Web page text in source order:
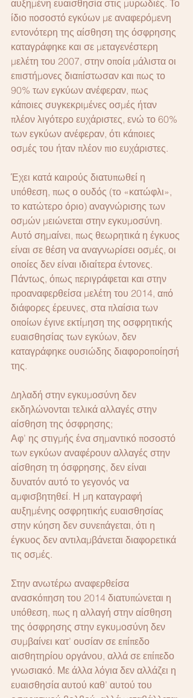
αυξημένη ευαισθησία στις μυρωδιές. Το
ίδιο ποσοστό εγκύων με αναφερόμενη
εντονότερη της αίσθηση της όσφρησης
καταγράφηκε και σε μεταγενέστερη
μελέτη του 2007, στην οποία μάλιστα οι
επιστήμονες διαπίστωσαν και πως το
90% των εγκύων ανέφεραν, πως
κάποιες συγκεκριμένες οσμές ήταν
πλέον λιγότερο ευχάριστες, ενώ το 60%
των εγκύων ανέφεραν, ότι κάποιες
οσμές του ήταν πλέον πιο ευχάριστες.
Έχει κατά καιρούς διατυπωθεί η
υπόθεση, πως ο ουδός (το «κατώφλι»,
το κατώτερο όριο) αναγνώρισης των
οσμών μειώνεται στην εγκυμοσύνη.
Αυτό σημαίνει, πως θεωρητικά η έγκυος
είναι σε θέση να αναγνωρίσει οσμές, οι
οποίες δεν είναι ιδιαίτερα έντονες.
Πάντως, όπως περιγράφεται και στην
προαναφερθείσα μελέτη του 2014, από
διάφορες έρευνες, στα πλαίσια των
οποίων έγινε εκτίμηση της οσφρητικής
ευαισθησίας των εγκύων, δεν
καταγράφηκε ουσιώδης διαφοροποίησή
της.
Δηλαδή στην εγκυμοσύνη δεν
εκδηλώνονται τελικά αλλαγές στην
αίσθηση της όσφρησης;
Αφ’ ης στιγμής ένα σημαντικό ποσοστό
των εγκύων αναφέρουν αλλαγές στην
αίσθηση τη όσφρησης, δεν είναι
δυνατόν αυτό το γεγονός να
αμφισβητηθεί. Η μη καταγραφή
αυξημένης οσφρητικής ευαισθησίας
στην κύηση δεν συνεπάγεται, ότι η
έγκυος δεν αντιλαμβάνεται διαφορετικά
τις οσμές.
Στην ανωτέρω αναφερθείσα
ανασκόπηση του 2014 διατυπώνεται η
υπόθεση, πως η αλλαγή στην αίσθηση
της όσφρησης στην εγκυμοσύνη δεν
συμβαίνει κατ’ ουσίαν σε επίπεδο
αισθητηρίου οργάνου, αλλά σε επίπεδο
γνωσιακό. Με άλλα λόγια δεν αλλάζει η
ευαισθησία αυτού καθ’ αυτού του